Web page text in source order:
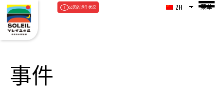
公园的运作状况 ZH 菜单
事件